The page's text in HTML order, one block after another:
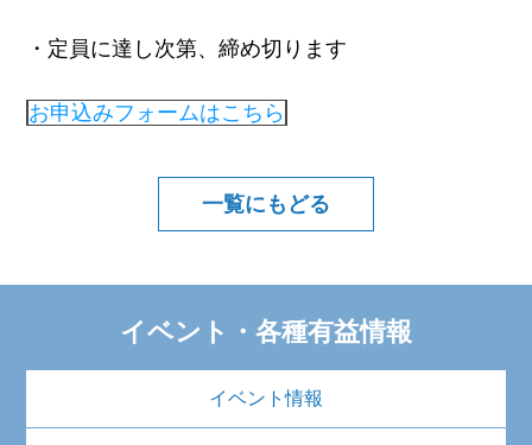
・定員に達し次第、締め切ります
お申込みフォームはこちら
一覧にもどる
イベント・各種有益情報
イベント情報